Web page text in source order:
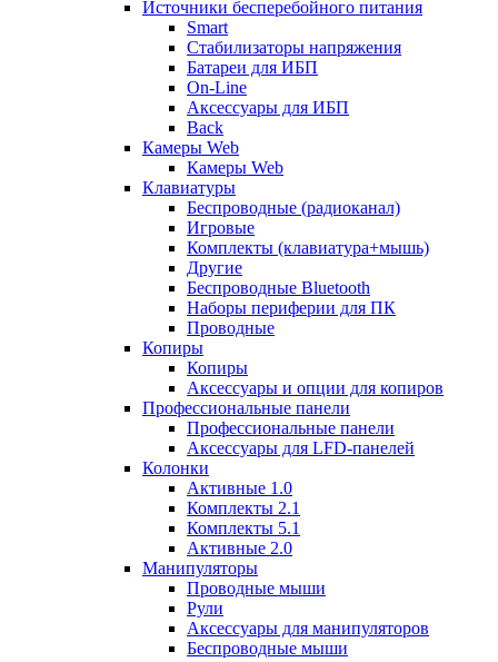
Источники бесперебойного питания
Smart
Стабилизаторы напряжения
Батареи для ИБП
On-Line
Аксессуары для ИБП
Back
Камеры Web
Камеры Web
Клавиатуры
Беспроводные (радиоканал)
Игровые
Комплекты (клавиатура+мышь)
Другие
Беспроводные Bluetooth
Наборы периферии для ПК
Проводные
Копиры
Копиры
Аксессуары и опции для копиров
Профессиональные панели
Профессиональные панели
Аксессуары для LFD-панелей
Колонки
Активные 1.0
Комплекты 2.1
Комплекты 5.1
Активные 2.0
Манипуляторы
Проводные мыши
Рули
Аксессуары для манипуляторов
Беспроводные мыши